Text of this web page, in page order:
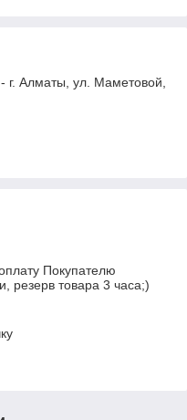
г. Алматы, ул. Маметовой,
Покупателю
резерв товара 3 часа;)